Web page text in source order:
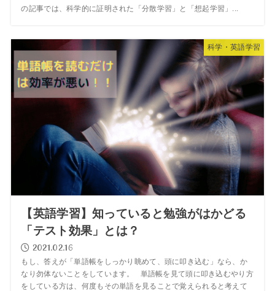
の記事では、科学的に証明された「分散学習」と「想起学習」...
科学・英語学習
【英語学習】知っていると勉強がはかどる
「テスト効果」とは？
2021.02.16
もし、答えが「単語帳をしっかり眺めて、頭に叩き込む」なら、か
なり勿体ないことをしています。 単語帳を見て頭に叩き込むやり方
をしている方は、何度もその単語を見ることで覚えられると考えて